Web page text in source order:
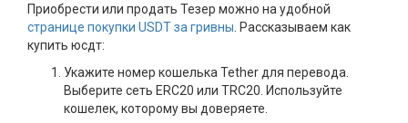
Приобрести или продать Тезер можно на удобной
странице покупки USDT за гривны . Рассказываем как
купить юсдт:
Укажите номер кошелька Tether для перевода.
Выберите сеть ERC20 или TRC20. Используйте
кошелек, которому вы доверяете.